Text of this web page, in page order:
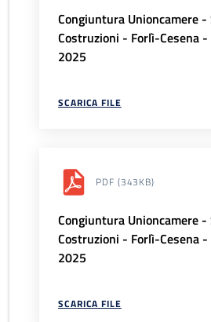
Congiuntura Unioncamere -
Costruzioni - Forlì-Cesena
2025
SCARICA FILE
PDF (343KB)
Congiuntura Unioncamere -
Costruzioni - Forlì-Cesena
2025
SCARICA FILE